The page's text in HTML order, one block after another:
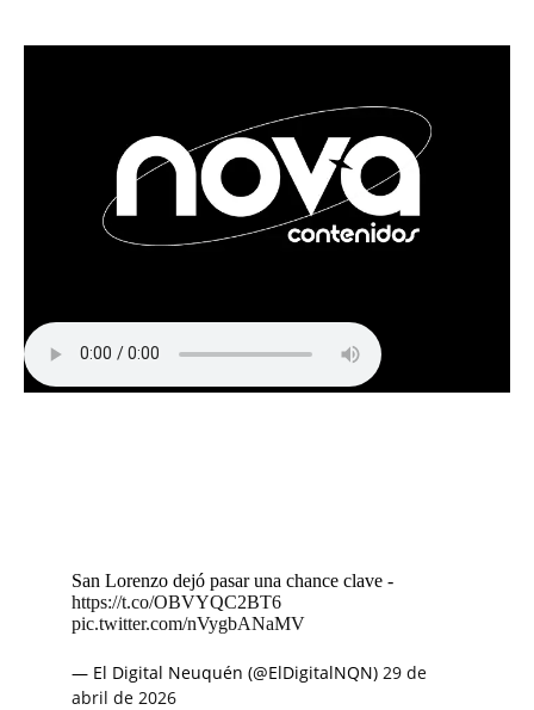
San Lorenzo dejó pasar una chance clave -
https://t.co/OBVYQC2BT6
pic.twitter.com/nVygbANaMV
— El Digital Neuquén (@ElDigitalNQN) 29 de
abril de 2026